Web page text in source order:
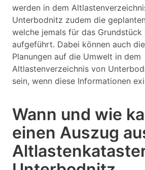
werden in dem
Unterbodnitz zudem die
welche jemals für das Grundstück
aufgeführt. Dabei können auch
Planungen auf die Umwelt in dem
Altlastenverzeichnis von
sein, wenn diese Informationen
Wann und wie
einen Auszug